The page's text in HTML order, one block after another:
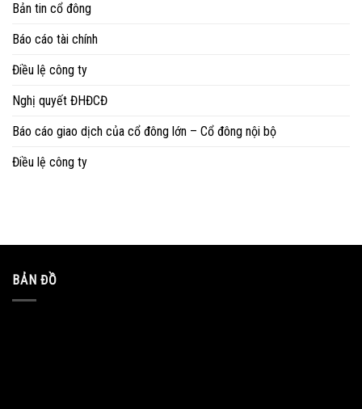
Bản tin cổ đông
Báo cáo tài chính
Điều lệ công ty
Nghị quyết ĐHĐCĐ
Báo cáo giao dịch của cổ đông lớn – Cổ đông nội bộ
Điều lệ công ty
BẢN ĐỒ